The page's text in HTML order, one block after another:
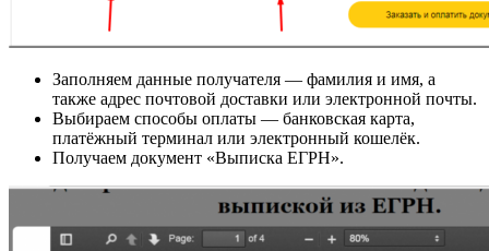
Заполняем данные получателя — фамилия и имя, а
также адрес почтовой доставки или электронной почты.
Выбираем способы оплаты — банковская карта,
платёжный терминал или электронный кошелёк.
Получаем документ «Выписка ЕГРН».